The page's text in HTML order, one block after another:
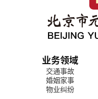
业务领域
交通事故
婚姻家事
物业纠纷